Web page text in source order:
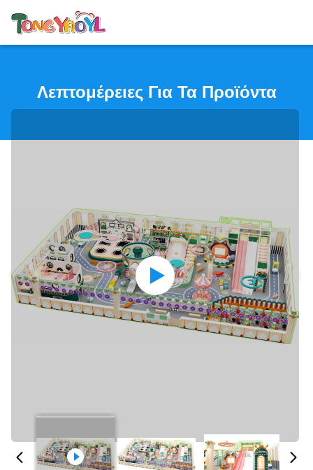
Λεπτομέρειες Για Τα Προϊόντα